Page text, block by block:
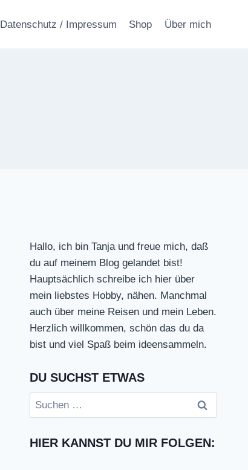
Datenschutz / Impressum Shop Über mich
Hallo, ich bin Tanja und freue mich, daß
du auf meinem Blog gelandet bist!
Hauptsächlich schreibe ich hier über
mein liebstes Hobby, nähen. Manchmal
auch über meine Reisen und mein Leben.
Herzlich willkommen, schön das du da
bist und viel Spaß beim ideensammeln.
DU SUCHST ETWAS
Suchen
nach:
HIER KANNST DU MIR FOLGEN: